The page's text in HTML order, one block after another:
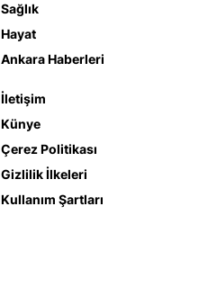
Sağlık
Hayat
Ankara Haberleri
İletişim
Künye
Çerez Politikası
Gizlilik İlkeleri
Kullanım Şartları